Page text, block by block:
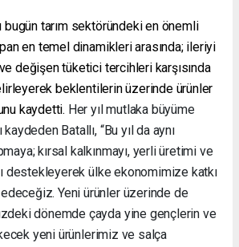
bugün tarım sektöründeki en önemli
en temel dinamikleri arasında; ileriyi
değişen tüketici tercihleri karşısında
beklentilerin üzerinde ürünler
kaydetti. Her yıl mutlaka büyüme
Batallı, “Bu yıl da aynı
kırsal kalkınmayı, yerli üretimi ve
destekleyerek ülke ekonomimize katkı
Yeni ürünler üzerinde de
dönemde çayda yine gençlerin ve
yeni ürünlerimiz ve salça